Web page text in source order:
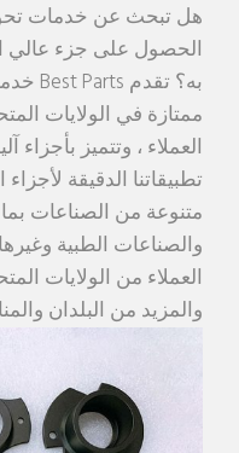
الحصول على جزء عالي
ممتازة في الولايات
العملاء ، وتتميز
متنوعة من الصناعات
والصناعات الطبية
العملاء من الولايات
والمزيد من البلدان